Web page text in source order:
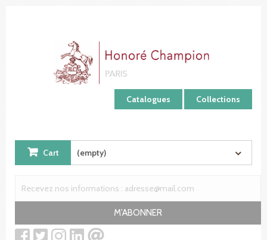
Catalogues Collections
Cart (empty)
M'ABONNER